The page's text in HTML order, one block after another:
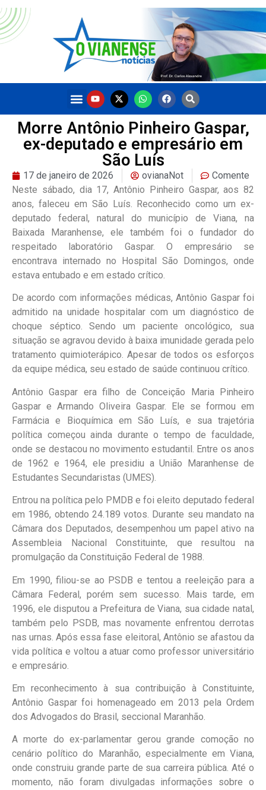
Morre Antônio Pinheiro Gaspar,
ex-deputado e empresário em
São Luís
17 de janeiro de 2026 ovianaNot
Comente
Neste sábado, dia 17, Antônio Pinheiro Gaspar, aos 82
anos, faleceu em São Luís. Reconhecido como um ex-
deputado federal, natural do município de Viana, na
Baixada Maranhense, ele também foi o fundador do
respeitado laboratório Gaspar. O empresário se
encontrava internado no Hospital São Domingos, onde
estava entubado e em estado crítico.
De acordo com informações médicas, Antônio Gaspar foi
admitido na unidade hospitalar com um diagnóstico de
choque séptico. Sendo um paciente oncológico, sua
situação se agravou devido à baixa imunidade gerada pelo
tratamento quimioterápico. Apesar de todos os esforços
da equipe médica, seu estado de saúde continuou crítico.
Antônio Gaspar era filho de Conceição Maria Pinheiro
Gaspar e Armando Oliveira Gaspar. Ele se formou em
Farmácia e Bioquímica em São Luís, e sua trajetória
política começou ainda durante o tempo de faculdade,
onde se destacou no movimento estudantil. Entre os anos
de 1962 e 1964, ele presidiu a União Maranhense de
Estudantes Secundaristas (UMES).
Entrou na política pelo PMDB e foi eleito deputado federal
em 1986, obtendo 24.189 votos. Durante seu mandato na
Câmara dos Deputados, desempenhou um papel ativo na
Assembleia Nacional Constituinte, que resultou na
promulgação da Constituição Federal de 1988.
Em 1990, filiou-se ao PSDB e tentou a reeleição para a
Câmara Federal, porém sem sucesso. Mais tarde, em
1996, ele disputou a Prefeitura de Viana, sua cidade natal,
também pelo PSDB, mas novamente enfrentou derrotas
nas urnas. Após essa fase eleitoral, Antônio se afastou da
vida política e voltou a atuar como professor universitário
e empresário.
Em reconhecimento à sua contribuição à Constituinte,
Antônio Gaspar foi homenageado em 2013 pela Ordem
dos Advogados do Brasil, seccional Maranhão.
A morte do ex-parlamentar gerou grande comoção no
cenário político do Maranhão, especialmente em Viana,
onde construiu grande parte de sua carreira pública. Até o
momento, não foram divulgadas informações sobre o